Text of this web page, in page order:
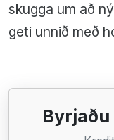
skugga um að
geti unnið með